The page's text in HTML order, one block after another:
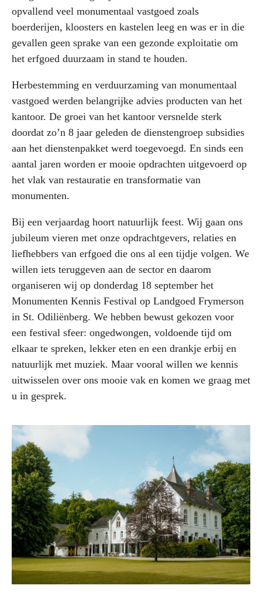
opvallend veel monumentaal vastgoed zoals
boerderijen, kloosters en kastelen leeg en was er in die
gevallen geen sprake van een gezonde exploitatie om
het erfgoed duurzaam in stand te houden.
Herbestemming en verduurzaming van monumentaal
vastgoed werden belangrijke advies producten van het
kantoor. De groei van het kantoor versnelde sterk
doordat zo’n 8 jaar geleden de dienstengroep subsidies
aan het dienstenpakket werd toegevoegd. En sinds een
aantal jaren worden er mooie opdrachten uitgevoerd op
het vlak van restauratie en transformatie van
monumenten.
Bij een verjaardag hoort natuurlijk feest. Wij gaan ons
jubileum vieren met onze opdrachtgevers, relaties en
liefhebbers van erfgoed die ons al een tijdje volgen. We
willen iets teruggeven aan de sector en daarom
organiseren wij op donderdag 18 september het
Monumenten Kennis Festival op Landgoed Frymerson
in St. Odiliënberg. We hebben bewust gekozen voor
een festival sfeer: ongedwongen, voldoende tijd om
elkaar te spreken, lekker eten en een drankje erbij en
natuurlijk met muziek. Maar vooral willen we kennis
uitwisselen over ons mooie vak en komen we graag met
u in gesprek.